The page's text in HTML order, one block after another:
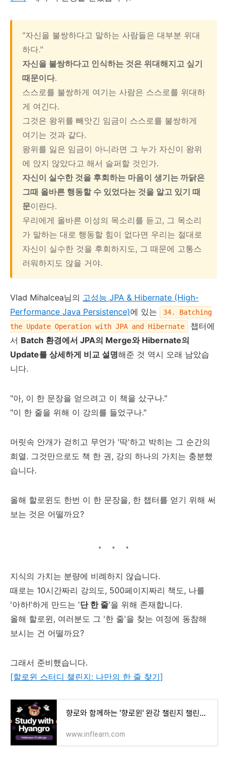
"자신을 불쌍하다고 말하는 사람들은 대부분 위대
하다."
자신을 불쌍하다고 인식하는 것은 위대해지고 싶기
때문이다.
스스로를 불쌍하게 여기는 사람은 스스로를 위대하
게 여긴다.
그것은 왕위를 빼앗긴 임금이 스스로를 불쌍하게
여기는 것과 같다.
왕위를 잃은 임금이 아니라면 그 누가 자신이 왕위
에 앉지 않았다고 해서 슬퍼할 것인가.
자신이 실수한 것을 후회하는 마음이 생기는 까닭은
그때 올바른 행동할 수 있었다는 것을 알고 있기 때
문이란다.
우리에게 올바른 이성의 목소리를 듣고, 그 목소리
가 말하는 대로 행동할 힘이 없다면 우리는 절대로
자신이 실수한 것을 후회하지도, 그 때문에 고통스
러워하지도 않을 거야.
Vlad Mihalcea님의 고성능 JPA & Hibernate (High-
Performance Java Persistence)에 있는
34. Batching
the Update Operation with JPA and Hibernate
챕터에
서 Batch 환경에서 JPA의 Merge와 Hibernate의
Update를 상세하게 비교 설명해준 것 역시 오래 남았습
니다.
"아, 이 한 문장을 얻으려고 이 책을 샀구나."
"이 한 줄을 위해 이 강의를 들었구나."
머릿속 안개가 걷히고 무언가 '딱'하고 박히는 그 순간의
희열. 그것만으로도 책 한 권, 강의 하나의 가치는 충분했
습니다.
올해 할로윈도 한번 이 한 문장을, 한 챕터를 얻기 위해 써
보는 것은 어떨까요?
지식의 가치는 분량에 비례하지 않습니다.
때로는 10시간짜리 강의도, 500페이지짜리 책도, 나를
'아하!'하게 만드는 '단 한 줄'을 위해 존재합니다.
올해 할로윈, 여러분도 그 '한 줄'을 찾는 여정에 동참해
보시는 건 어떨까요?
그래서 준비했습니다.
[할로윈 스터디 챌린지: 나만의 한 줄 찾기]
향로와 함께하는 '향로윈' 완강 챌린지 챌린지 | 향로 - 인프런
www.inflearn.com